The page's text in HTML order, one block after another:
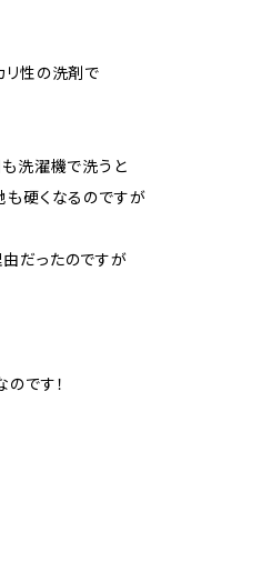
リ性の洗剤で
洗濯機で洗うと
も硬くなるのですが
だったのですが
です！